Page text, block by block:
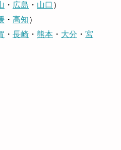
・ 広島 ・ 山口 ）
・ 高知）
・ 長崎 ・ 熊本 ・ 大分 ・ 宮